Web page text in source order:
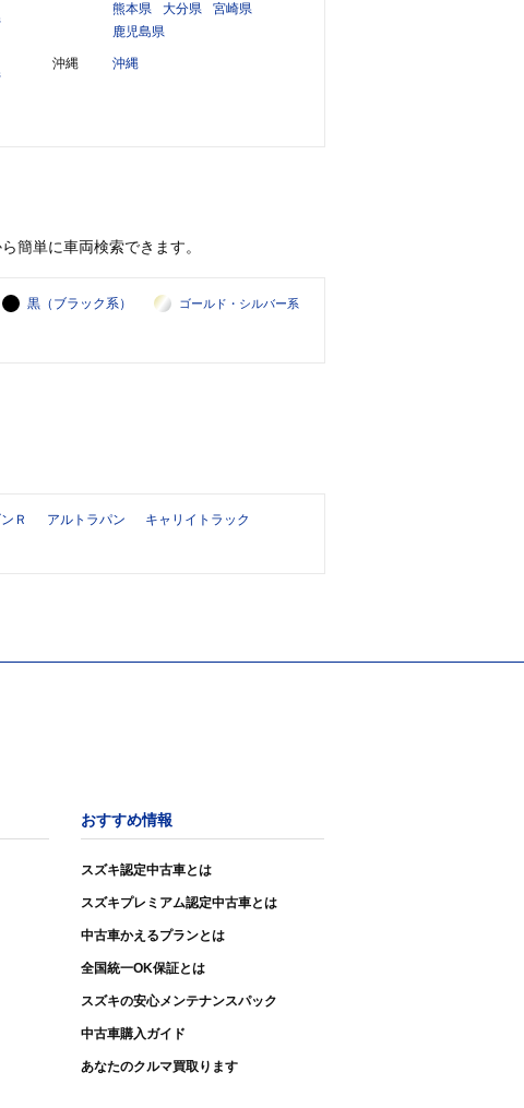
熊本県
大分県
宮崎県
鹿児島県
沖縄 沖縄
簡単に車両検索できます。
黒（ブラック系） ゴールド・シルバー系
Ｒ アルトラパン
キャリイトラック
おすすめ情報
スズキ認定中古車とは
スズキプレミアム認定中古車とは
中古車かえるプランとは
全国統一OK保証とは
スズキの安心メンテナンスパック
中古車購入ガイド
あなたのクルマ買取ります